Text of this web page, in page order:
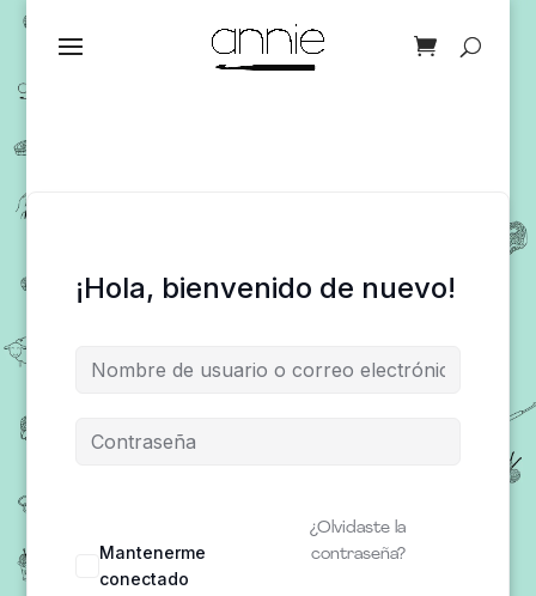
¡Hola, bienvenido de nuevo!
Mantenerme
conectado
¿Olvidaste la
contraseña?